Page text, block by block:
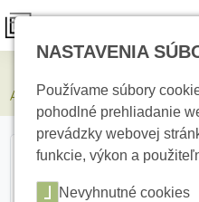
AJAX StarterKit Black
NASTAVENIA
Používame súbory
pohodlné prehliadanie
prevádzky webovej
funkcie, výkon a
Nevyhnutné cookies